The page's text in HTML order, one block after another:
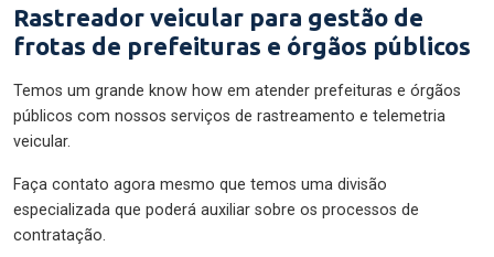
Rastreador veicular para gestão de
frotas de prefeituras e órgãos públicos
Temos um grande know how em atender prefeituras e órgãos
públicos com nossos serviços de rastreamento e telemetria
veicular.
Faça contato agora mesmo que temos uma divisão
especializada que poderá auxiliar sobre os processos de
contratação.